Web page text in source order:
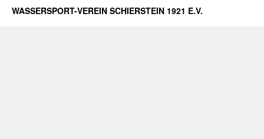
WASSERSPORT-VEREIN SCHIERSTEIN 1921 E.V.